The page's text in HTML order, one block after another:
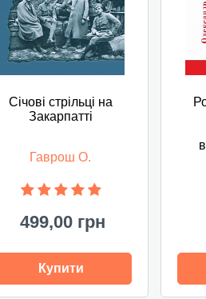
Січові стрільці на
Закарпатті
Гаврош О.
499,00 грн
Купити